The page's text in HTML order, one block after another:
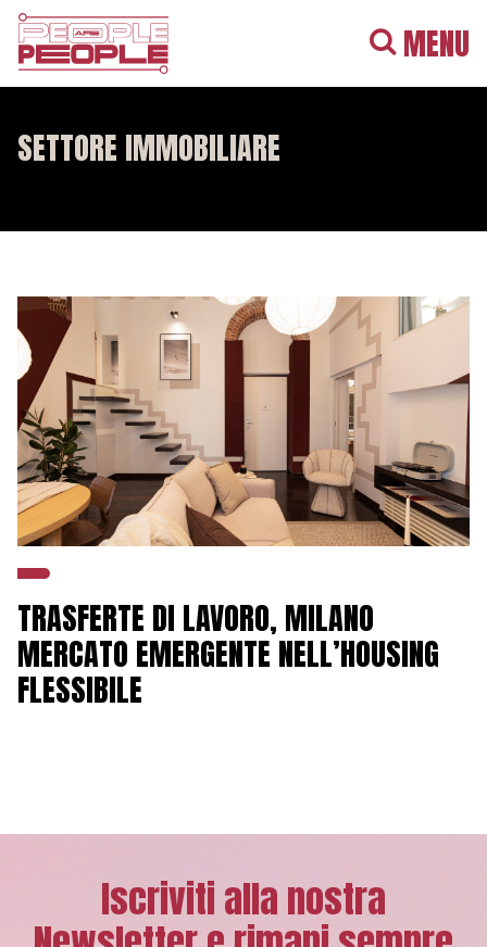
MENU
SETTORE IMMOBILIARE
TRASFERTE DI LAVORO, MILANO
MERCATO EMERGENTE NELL’HOUSING
FLESSIBILE
Iscriviti alla nostra